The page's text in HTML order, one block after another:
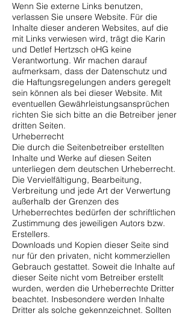
Wenn Sie externe Links benutzen,
verlassen Sie unsere Website. Für die
Inhalte dieser anderen Websites, auf die
mit Links verwiesen wird, trägt die Karin
und Detlef Hertzsch oHG keine
Verantwortung. Wir machen darauf
aufmerksam, dass der Datenschutz und
die Haftungsregelungen anders geregelt
sein können als bei dieser Website. Mit
eventuellen Gewährleistungsansprüchen
richten Sie sich bitte an die Betreiber jener
dritten Seiten.
Urheberrecht
Die durch die Seitenbetreiber erstellten
Inhalte und Werke auf diesen Seiten
unterliegen dem deutschen Urheberrecht.
Die Vervielfältigung, Bearbeitung,
Verbreitung und jede Art der Verwertung
außerhalb der Grenzen des
Urheberrechtes bedürfen der schriftlichen
Zustimmung des jeweiligen Autors bzw.
Erstellers.
Downloads und Kopien dieser Seite sind
nur für den privaten, nicht kommerziellen
Gebrauch gestattet. Soweit die Inhalte auf
dieser Seite nicht vom Betreiber erstellt
wurden, werden die Urheberrechte Dritter
beachtet. Insbesondere werden Inhalte
Dritter als solche gekennzeichnet. Sollten